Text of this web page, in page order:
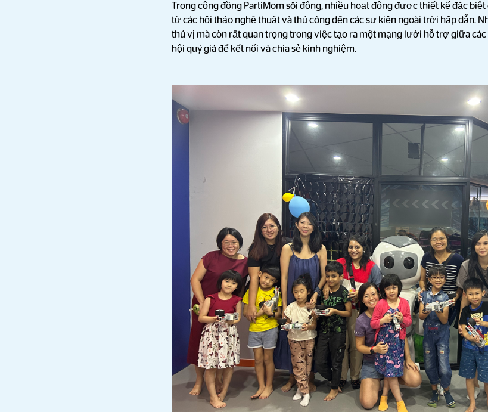
Trong cộng đồng PartiMom sôi động, nhiều hoạt động được thiết kế đặc biệt
từ các hội thảo nghệ thuật và thủ công đến các sự kiện ngoài trời hấp dẫn.
thú vị mà còn rất quan trọng trong việc tạo ra một mạng lưới hỗ trợ giữa
hội quý giá để kết nối và chia sẻ kinh nghiệm.